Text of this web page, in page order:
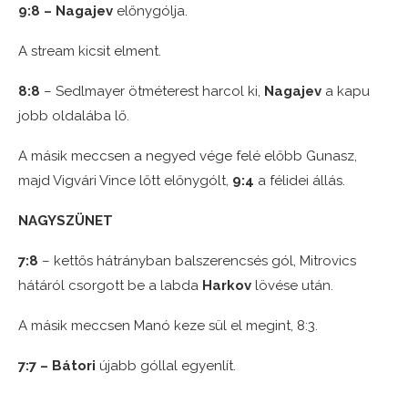
9:8 – Nagajev előnygólja.
A stream kicsit elment.
8:8 – Sedlmayer ötméterest harcol ki, Nagajev a kapu
jobb oldalába lő.
A másik meccsen a negyed vége felé előbb Gunasz,
majd Vigvári Vince lőtt előnygólt, 9:4 a félidei állás.
NAGYSZÜNET
7:8 – kettős hátrányban balszerencsés gól, Mitrovics
hátáról csorgott be a labda Harkov lövése után.
A másik meccsen Manó keze sül el megint, 8:3.
7:7 – Bátori újabb góllal egyenlít.